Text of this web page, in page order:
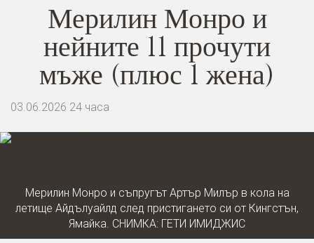
Мерилин Монро и
нейните 11 прочути
мъже (плюс 1 жена)
03.06.2026 24 часа
Мерилин Монро и съпругът Артър Милър в кола на
летище Айдълуайлд след пристигането си от Кингстън,
Ямайка. СНИМКА: ГЕТИ ИМИДЖИС